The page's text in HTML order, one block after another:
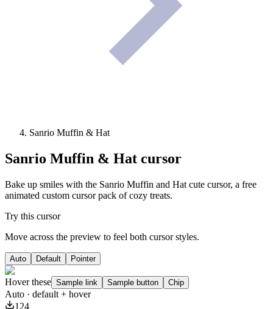
Sanrio Muffin & Hat
Sanrio Muffin & Hat cursor
Bake up smiles with the Sanrio Muffin and Hat cute cursor, a free
animated custom cursor pack of cozy treats.
Try this cursor
Move across the preview to feel both cursor styles.
Auto Default Pointer
Hover these Sample link Sample button Chip
Auto · default + hover
124